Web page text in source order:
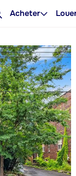
Acheter